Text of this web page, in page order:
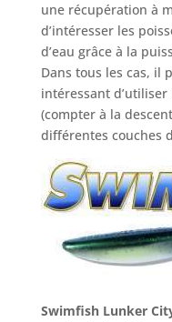
une récupération à
d’intéresser les
d’eau grâce à la
Dans tous les cas, il
intéressant
(compter à la
différentes couches
Swimfish Lunker